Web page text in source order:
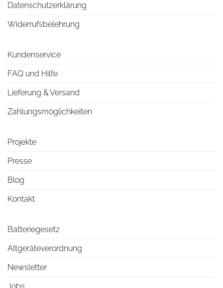
Datenschutzerklärung
Widerrufsbelehrung
Kundenservice
FAQ und Hilfe
Lieferung & Versand
Zahlungsmöglichkeiten
Projekte
Presse
Blog
Kontakt
Batteriegesetz
Altgeräteverordnung
Newsletter